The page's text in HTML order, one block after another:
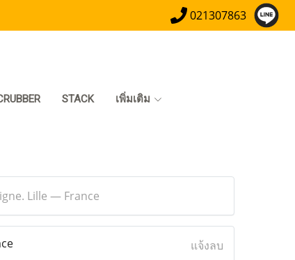
021307863
STACK เพิ่มเติม
Lille — France
แจ้งลบ